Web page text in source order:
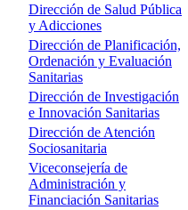
Dirección de Salud Pública
y Adicciones
Dirección de Planificación,
Ordenación y Evaluación
Sanitarias
Dirección de Investigación
e Innovación Sanitarias
Dirección de Atención
Sociosanitaria
Viceconsejería de
Administración y
Financiación Sanitarias